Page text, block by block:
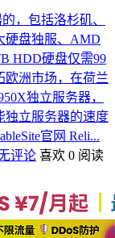
，包括洛杉矶、
硬盘独服、AMD
HDD硬盘仅需99
欧洲市场，在荷兰
独立服务器，
独立服务器的速度
官网 Reli...
评论 喜欢 0 阅读